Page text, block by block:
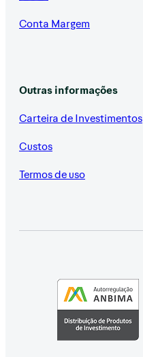
Conta Margem
Outras informações
Carteira de Investimentos
Custos
Termos de uso